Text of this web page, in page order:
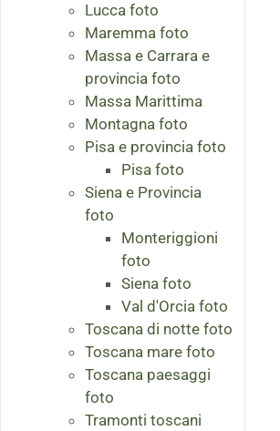
Lucca foto
Maremma foto
Massa e Carrara e
provincia foto
Massa Marittima
Montagna foto
Pisa e provincia foto
Pisa foto
Siena e Provincia
foto
Monteriggioni
foto
Siena foto
Val d'Orcia foto
Toscana di notte foto
Toscana mare foto
Toscana paesaggi
foto
Tramonti toscani